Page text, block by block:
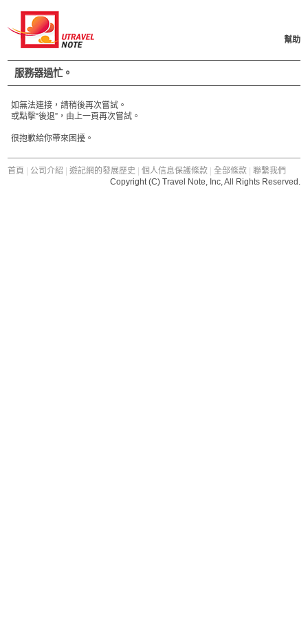
幫助
服務器過忙。
如無法連接，請稍後再次嘗試。
或點擊“後退”，由上一頁再次嘗試。
很抱歉給你帶來困擾。
首頁 公司介紹 |遊記網的發展歷史 |個人信息保護條款 |全部條款 |聯繫我們
Copyright (C) Travel Note, Inc, All Rights Reserved.